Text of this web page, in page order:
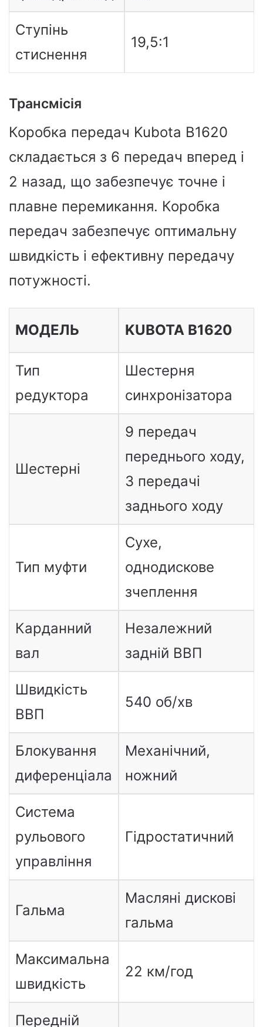
Ступінь
стиснення
19,5:1
Трансмісія
Коробка передач Kubota B1620
складається з 6 передач вперед і
2 назад, що забезпечує точне і
плавне перемикання. Коробка
передач забезпечує оптимальну
швидкість і ефективну передачу
потужності.
МОДЕЛЬ KUBOTA B1620
Тип
редуктора
Шестерня
синхронізатора
Шестерні
9 передач
переднього ходу,
3 передачі
заднього ходу
Тип муфти
Сухе,
однодискове
зчеплення
Карданний
вал
Незалежний
задній ВВП
Швидкість
ВВП
540 об/хв
Блокування
диференціала
Механічний,
ножний
Система
рульового
управління
Гідростатичний
Гальма
Масляні дискові
гальма
Максимальна
швидкість
22 км/год
Передній